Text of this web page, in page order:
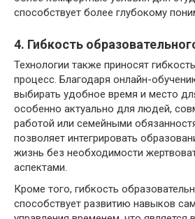
способствует более глубокому
4. Гибкость
Технологии также приносят
процесс. Благодаря онлайн-
выбирать удобное время и место
особенно актуально для людей,
работой или семейными
позволяет интегрировать
жизнь без необходимости
аспектами.
Кроме того, гибкость
способствует развитию навыков